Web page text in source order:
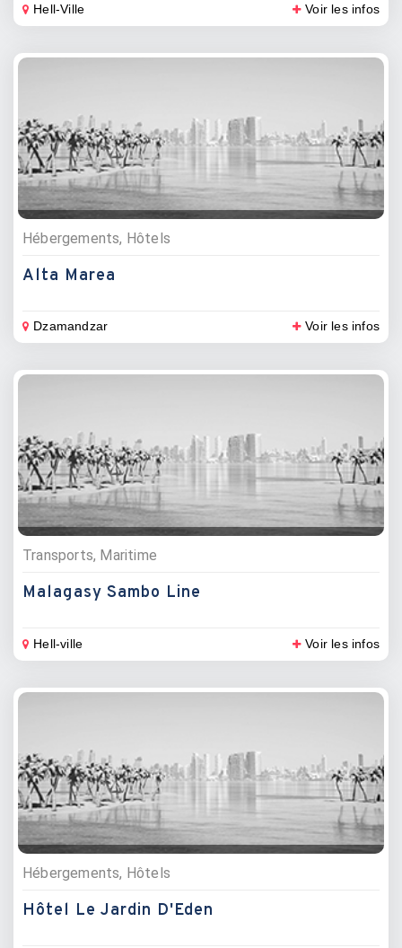
Hell-Ville Voir les infos
Hébergements, Hôtels
Alta Marea
Dzamandzar Voir les infos
Transports, Maritime
Malagasy Sambo Line
Hell-ville Voir les infos
Hébergements, Hôtels
Hôtel Le Jardin D'Eden